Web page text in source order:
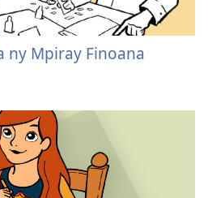
ny Mpiray Finoana